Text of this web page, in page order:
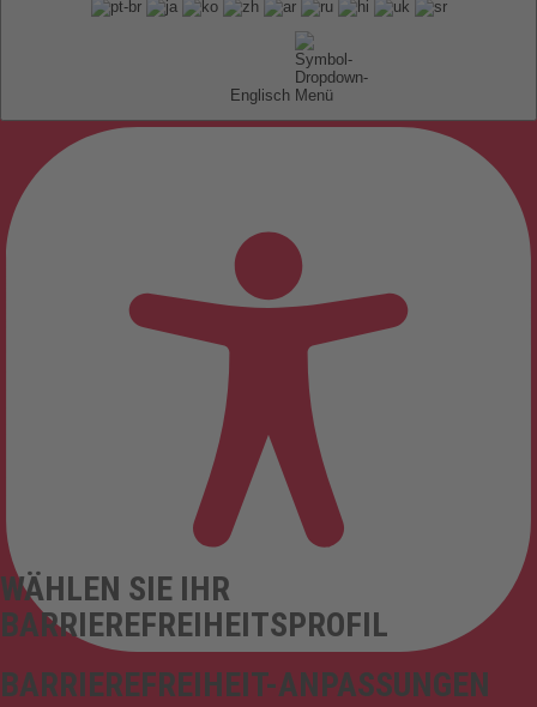
Englisch
BARRIEREFREIHEIT-ANPASSUNGEN
WÄHLEN SIE IHR
BARRIEREFREIHEITSPROFIL